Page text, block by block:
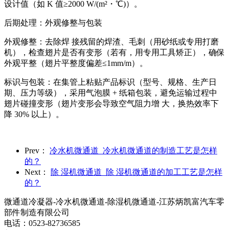
设计值（如 K 值≥2000 W/(m²・℃)）。
后期处理：外观修整与包装
外观修整：去除焊 接残留的焊渣、毛刺（用砂纸或专用打磨
机），检查翅片是否有变形（若有，用专用工具矫正），确保
外观平整（翅片平整度偏差≤1mm/m）。
标识与包装：在集管上粘贴产品标识（型号、规格、生产日
期、压力等级），采用气泡膜 + 纸箱包装，避免运输过程中
翅片碰撞变形（翅片变形会导致空气阻力增 大，换热效率下
降 30% 以上）。
Prev：
冷水机微通道_冷水机微通道的制造工艺是怎样
的？
Next：
除 湿机微通道_除 湿机微通道的加工工艺是怎样
的？
微通道冷凝器-冷水机微通道-除湿机微通道-江苏炳凯富汽车零
部件制造有限公司
电话：0523-82736585